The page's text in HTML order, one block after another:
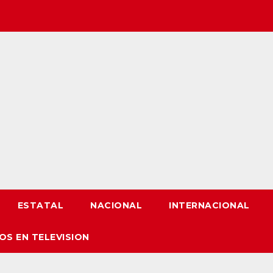
ESTATAL NACIONAL INTERNACIONAL
EN TELEVISION